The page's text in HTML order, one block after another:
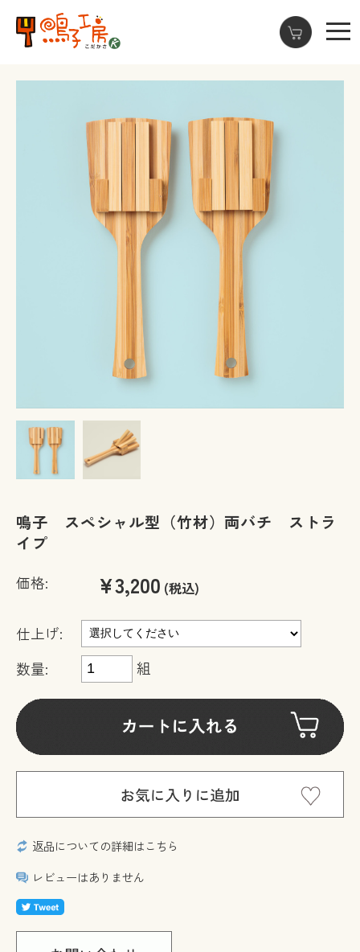
鳴子 スペシャル型（竹材）両バチ ストラ
イプ
価格: ¥3,200 (税込)
仕上げ:
数量:
組
返品についての詳細はこちら
レビューはありません